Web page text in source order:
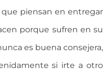
que piensan en entregar
porque sufren en su
es buena consejera,
si irte a otro